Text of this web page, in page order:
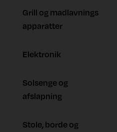
Grill og madlavnings
apparatter
Elektronik
Solsenge og
afslapning
Stole, borde og